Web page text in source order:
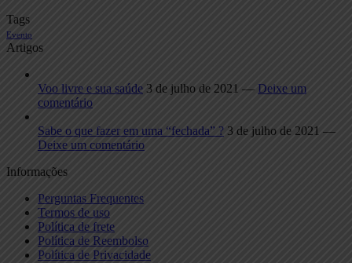
Tags
Evento
Artigos
Voo livre e sua saúde 3 de julho de 2021 — Deixe um
comentário
Sabe o que fazer em uma “fechada” ? 3 de julho de 2021 —
Deixe um comentário
Informações
Perguntas Frequentes
Termos de uso
Política de frete
Política de Reembolso
Política de Privacidade